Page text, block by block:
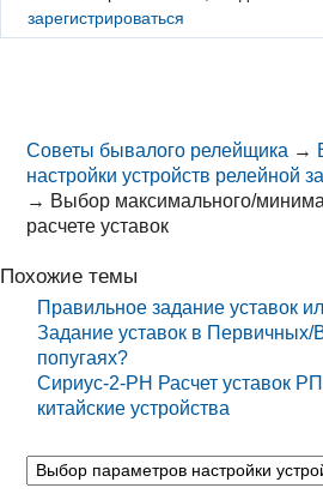
зарегистрироваться
Советы бывалого релейщика →
настройки устройств релейной
→ Выбор максимального/
расчете уставок
Похожие темы
Правильное задание уставок
Задание уставок в Первичных/
попугаях?
Сириус-2-РН Расчет уставок
китайские устройства